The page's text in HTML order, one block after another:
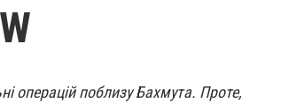
операцій поблизу Бахмута. Проте,